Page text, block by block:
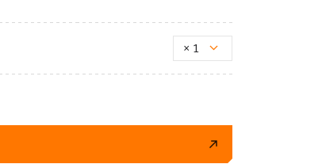
× 1